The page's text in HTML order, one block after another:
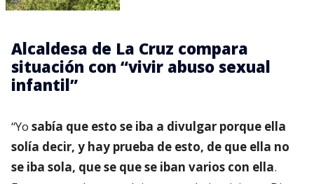
Alcaldesa de La Cruz compara
situación con “vivir abuso sexual
infantil”
“Yo sabía que esto se iba a divulgar porque ella
solía decir, y hay prueba de esto, de que ella no
se iba sola, que se que se iban varios con ella.